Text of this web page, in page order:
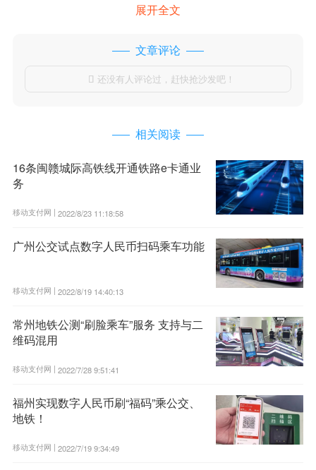
展开全文
文章评论
 还没有人评论过，赶快抢沙发吧！
相关阅读
16条闽赣城际高铁线开通铁路e卡通业
务
移动支付网 | 2022/8/23 11:18:58
广州公交试点数字人民币扫码乘车功能
移动支付网 | 2022/8/19 14:40:13
常州地铁公测“刷脸乘车”服务 支持与二
维码混用
移动支付网 | 2022/7/28 9:51:41
福州实现数字人民币刷“福码”乘公交、
地铁！
移动支付网 | 2022/7/19 9:34:49